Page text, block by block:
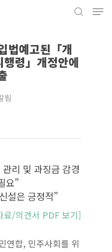
법예고된「개
령」개정안에
림
리 및 과징금 감경
요”
설은 긍정적”
료/의견서 PDF 보기]
연합, 민주사회를 위